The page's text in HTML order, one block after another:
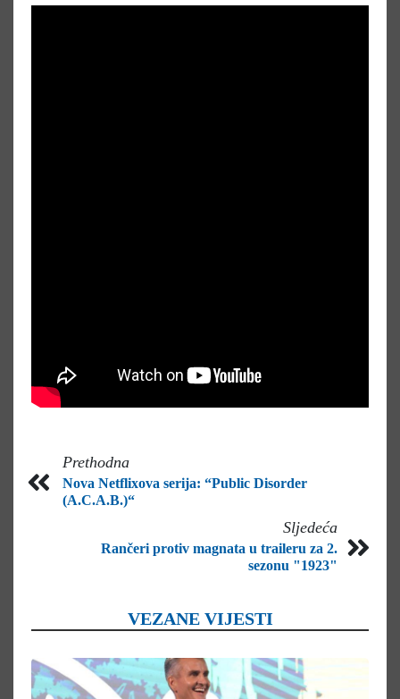
Prethodna
Nova Netflixova serija: “Public Disorder
(A.C.A.B.)“
Sljedeća
Rančeri protiv magnata u traileru za 2.
sezonu "1923"
VEZANE VIJESTI